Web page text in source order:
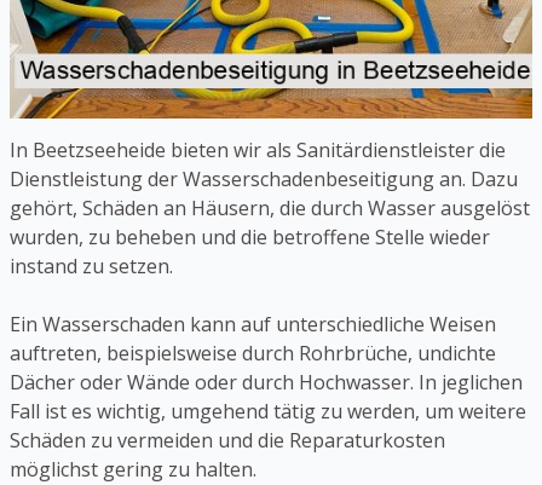
In Beetzseeheide bieten wir als Sanitärdienstleister die
Dienstleistung der Wasserschadenbeseitigung an. Dazu
gehört, Schäden an Häusern, die durch Wasser ausgelöst
wurden, zu beheben und die betroffene Stelle wieder
instand zu setzen.
Ein Wasserschaden kann auf unterschiedliche Weisen
auftreten, beispielsweise durch Rohrbrüche, undichte
Dächer oder Wände oder durch Hochwasser. In jeglichen
Fall ist es wichtig, umgehend tätig zu werden, um weitere
Schäden zu vermeiden und die Reparaturkosten
möglichst gering zu halten.